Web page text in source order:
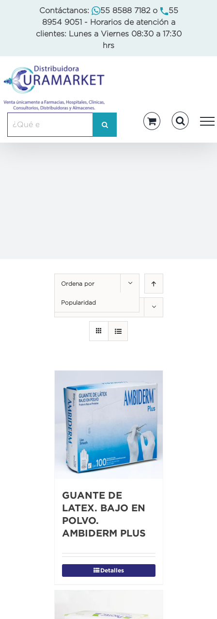
Contáctanos: 55 8588 7182o
55
8954 9051 - Horarios de atención a
clientes: Lunes a Viernes 08:30 a 17:30
hrs
Ordena por
Popularidad
Mostrar
GUANTE DE
LATEX. BAJO EN
POLVO.
AMBIDERM PLUS
Detalles